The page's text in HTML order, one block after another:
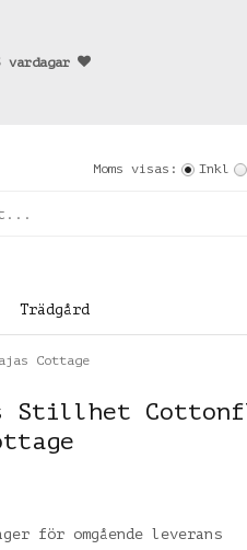
vardagar
Moms visas: Inkl
Trädgård
Cottage
Stillhet
för omgående leverans